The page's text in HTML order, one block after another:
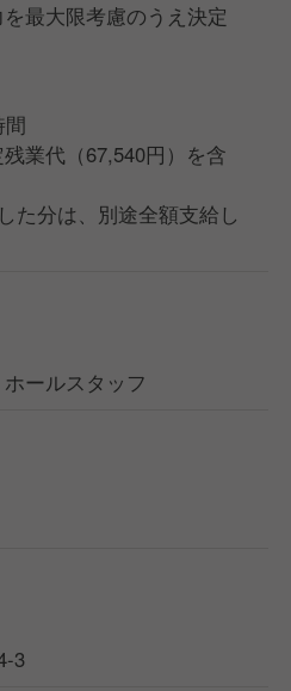
性が良い職場】
近く、立場に関係なく協力
。
長へステップアップした実
きる雰囲気が職場全体に根
る】
環境です。
「縁日」といったイベント
SNSでの発信など、売上拡
最大限考慮のうえ決定
間
業代（67,540円）を含
た分は、別途全額支給し
ールスタッフ
3